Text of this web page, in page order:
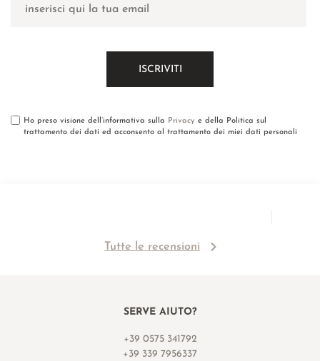
Ho preso visione dell’informativa sulla Privacy e della Politica sul
trattamento dei dati ed acconsento al trattamento dei miei dati personali
Tutte le recensioni
SERVE AIUTO?
+39 0575 341792
+39 339 7956337